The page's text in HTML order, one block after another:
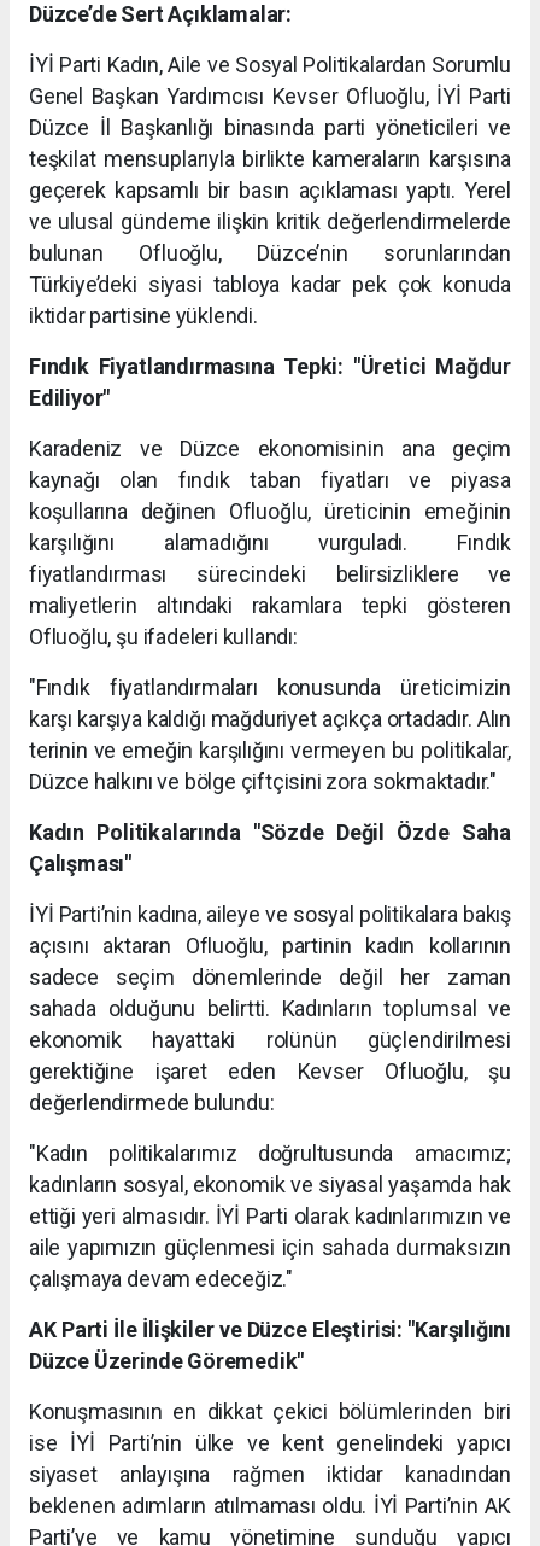
Düzce’de Sert Açıklamalar:
İYİ Parti Kadın, Aile ve Sosyal Politikalardan Sorumlu
Genel Başkan Yardımcısı Kevser Ofluoğlu, İYİ Parti
Düzce İl Başkanlığı binasında parti yöneticileri ve
teşkilat mensuplarıyla birlikte kameraların karşısına
geçerek kapsamlı bir basın açıklaması yaptı. Yerel
ve ulusal gündeme ilişkin kritik değerlendirmelerde
bulunan Ofluoğlu, Düzce’nin sorunlarından
Türkiye’deki siyasi tabloya kadar pek çok konuda
iktidar partisine yüklendi.
Fındık Fiyatlandırmasına Tepki: "Üretici Mağdur
Ediliyor"
Karadeniz ve Düzce ekonomisinin ana geçim
kaynağı olan fındık taban fiyatları ve piyasa
koşullarına değinen Ofluoğlu, üreticinin emeğinin
karşılığını alamadığını vurguladı. Fındık
fiyatlandırması sürecindeki belirsizliklere ve
maliyetlerin altındaki rakamlara tepki gösteren
Ofluoğlu, şu ifadeleri kullandı:
"Fındık fiyatlandırmaları konusunda üreticimizin
karşı karşıya kaldığı mağduriyet açıkça ortadadır. Alın
terinin ve emeğin karşılığını vermeyen bu politikalar,
Düzce halkını ve bölge çiftçisini zora sokmaktadır."
Kadın Politikalarında "Sözde Değil Özde Saha
Çalışması"
İYİ Parti’nin kadına, aileye ve sosyal politikalara bakış
açısını aktaran Ofluoğlu, partinin kadın kollarının
sadece seçim dönemlerinde değil her zaman
sahada olduğunu belirtti. Kadınların toplumsal ve
ekonomik hayattaki rolünün güçlendirilmesi
gerektiğine işaret eden Kevser Ofluoğlu, şu
değerlendirmede bulundu:
"Kadın politikalarımız doğrultusunda amacımız;
kadınların sosyal, ekonomik ve siyasal yaşamda hak
ettiği yeri almasıdır. İYİ Parti olarak kadınlarımızın ve
aile yapımızın güçlenmesi için sahada durmaksızın
çalışmaya devam edeceğiz."
AK Parti İle İlişkiler ve Düzce Eleştirisi: "Karşılığını
Düzce Üzerinde Göremedik"
Konuşmasının en dikkat çekici bölümlerinden biri
ise İYİ Parti’nin ülke ve kent genelindeki yapıcı
siyaset anlayışına rağmen iktidar kanadından
beklenen adımların atılmaması oldu. İYİ Parti’nin AK
Parti’ye ve kamu yönetimine sunduğu yapıcı